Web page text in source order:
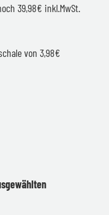
39,98€ inkl.MwSt.
von 3,98€